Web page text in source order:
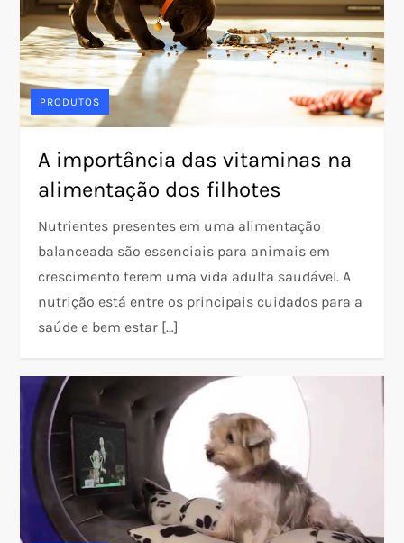
PRODUTOS
A importância das vitaminas na
alimentação dos filhotes
Nutrientes presentes em uma alimentação
balanceada são essenciais para animais em
crescimento terem uma vida adulta saudável. A
nutrição está entre os principais cuidados para a
saúde e bem estar […]